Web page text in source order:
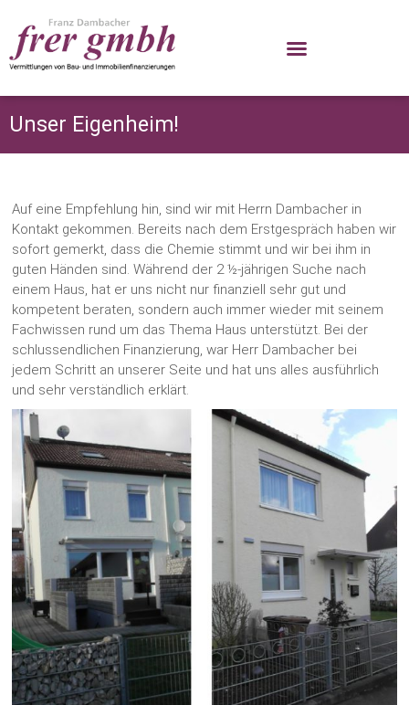
Unser Eigenheim!
Auf eine Empfehlung hin, sind wir mit Herrn Dambacher in
Kontakt gekommen. Bereits nach dem Erstgespräch haben wir
sofort gemerkt, dass die Chemie stimmt und wir bei ihm in
guten Händen sind. Während der 2 ½-jährigen Suche nach
einem Haus, hat er uns nicht nur finanziell sehr gut und
kompetent beraten, sondern auch immer wieder mit seinem
Fachwissen rund um das Thema Haus unterstützt. Bei der
schlussendlichen Finanzierung, war Herr Dambacher bei
jedem Schritt an unserer Seite und hat uns alles ausführlich
und sehr verständlich erklärt.